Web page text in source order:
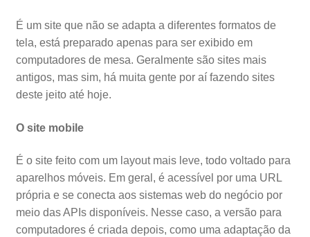
É um site que não se adapta a diferentes formatos de
tela, está preparado apenas para ser exibido em
computadores de mesa. Geralmente são sites mais
antigos, mas sim, há muita gente por aí fazendo sites
deste jeito até hoje.
O site mobile
É o site feito com um layout mais leve, todo voltado para
aparelhos móveis. Em geral, é acessível por uma URL
própria e se conecta aos sistemas web do negócio por
meio das APIs disponíveis. Nesse caso, a versão para
computadores é criada depois, como uma adaptação da